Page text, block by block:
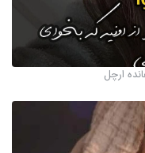
ارچل